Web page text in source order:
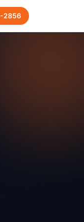
-2856